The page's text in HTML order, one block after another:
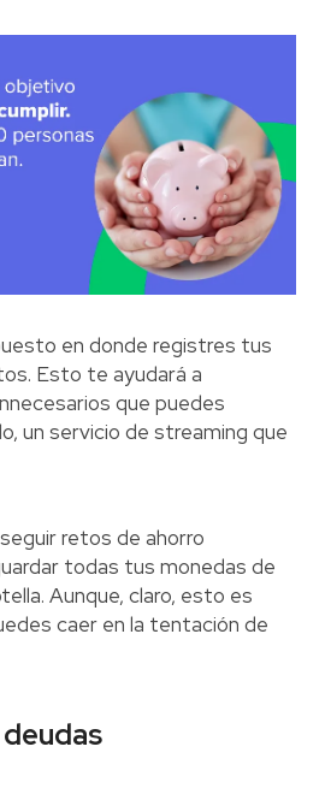
en donde registres tus
Esto te ayudará a
que puedes
un servicio de streaming que
retos de ahorro
todas tus monedas de
Aunque, claro, esto es
caer en la tentación de